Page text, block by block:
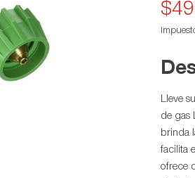
de
Lleve
de gas
brinda
facilita
ofrece